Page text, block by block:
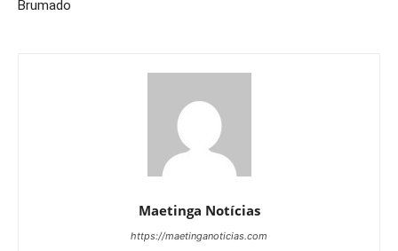
Brumado
Maetinga Notícias
https://maetinganoticias.com